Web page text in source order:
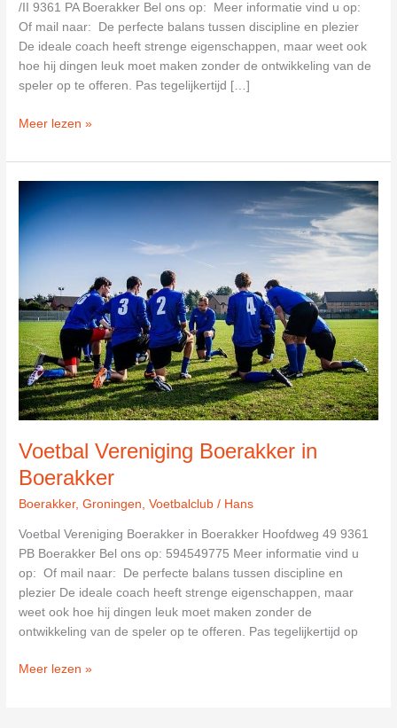
/II 9361 PA Boerakker Bel ons op: Meer informatie vind u op:
Of mail naar: De perfecte balans tussen discipline en plezier
De ideale coach heeft strenge eigenschappen, maar weet ook
hoe hij dingen leuk moet maken zonder de ontwikkeling van de
speler op te offeren. Pas tegelijkertijd […]
Zaalvoetbalvereniging
Harkema
in
Boerakker
Meer lezen »
Voetbal Vereniging Boerakker in
Boerakker
Boerakker,Groningen,Voetbalclub / Hans
Voetbal Vereniging Boerakker in Boerakker Hoofdweg 49 9361
PB Boerakker Bel ons op: 594549775 Meer informatie vind u
op: Of mail naar: De perfecte balans tussen discipline en
plezier De ideale coach heeft strenge eigenschappen, maar
weet ook hoe hij dingen leuk moet maken zonder de
ontwikkeling van de speler op te offeren. Pas tegelijkertijd op
Voetbal
Meer lezen »